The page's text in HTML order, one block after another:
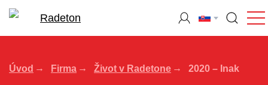
Úvod Firma Život v Radetone 2020 – Inak